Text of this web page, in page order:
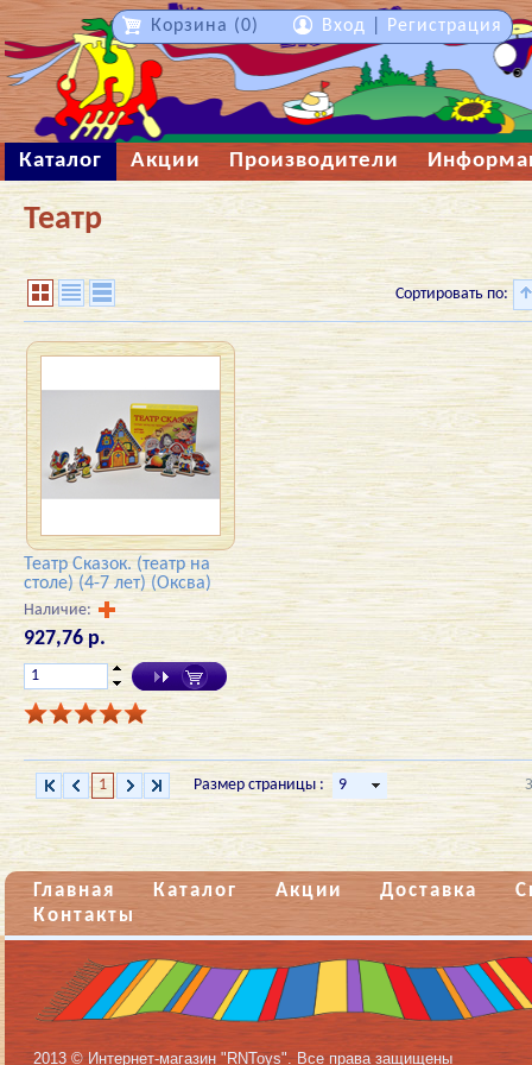
Каталог Акции Производители
Театр
Сортировать по:
Театр Сказок. (театр на
столе) (4-7 лет) (Оксва)
Наличие:
927,76 р.
1 Размер страницы :
Главная Каталог Акции Доставка
Контакты
2013 © Интернет-магазин "RNToys". Все права защищены
Корзина (0) Вход Регистрация